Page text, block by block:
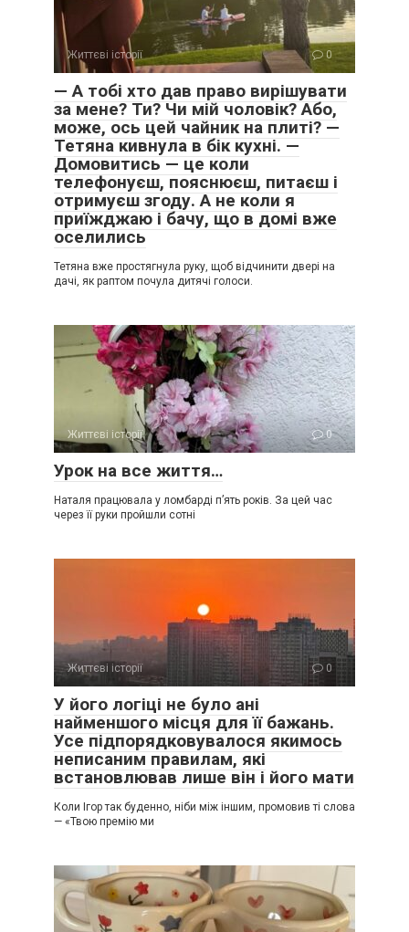
Життєві історії 0
— А тобі хто дав право вирішувати
за мене? Ти? Чи мій чоловік? Або,
може, ось цей чайник на плиті? —
Тетяна кивнула в бік кухні. —
Домовитись — це коли
телефонуєш, пояснюєш, питаєш і
отримуєш згоду. А не коли я
приїжджаю і бачу, що в домі вже
оселились
Тетяна вже простягнула руку, щоб відчинити двері на
дачі, як раптом почула дитячі голоси.
Життєві історії 0
Урок на все життя…
Наталя працювала у ломбарді п’ять років. За цей час
через її руки пройшли сотні
Життєві історії 0
У його логіці не було ані
найменшого місця для її бажань.
Усе підпорядковувалося якимось
неписаним правилам, які
встановлював лише він і його мати
Коли Ігор так буденно, ніби між іншим, промовив ті слова
— «Твою премію ми